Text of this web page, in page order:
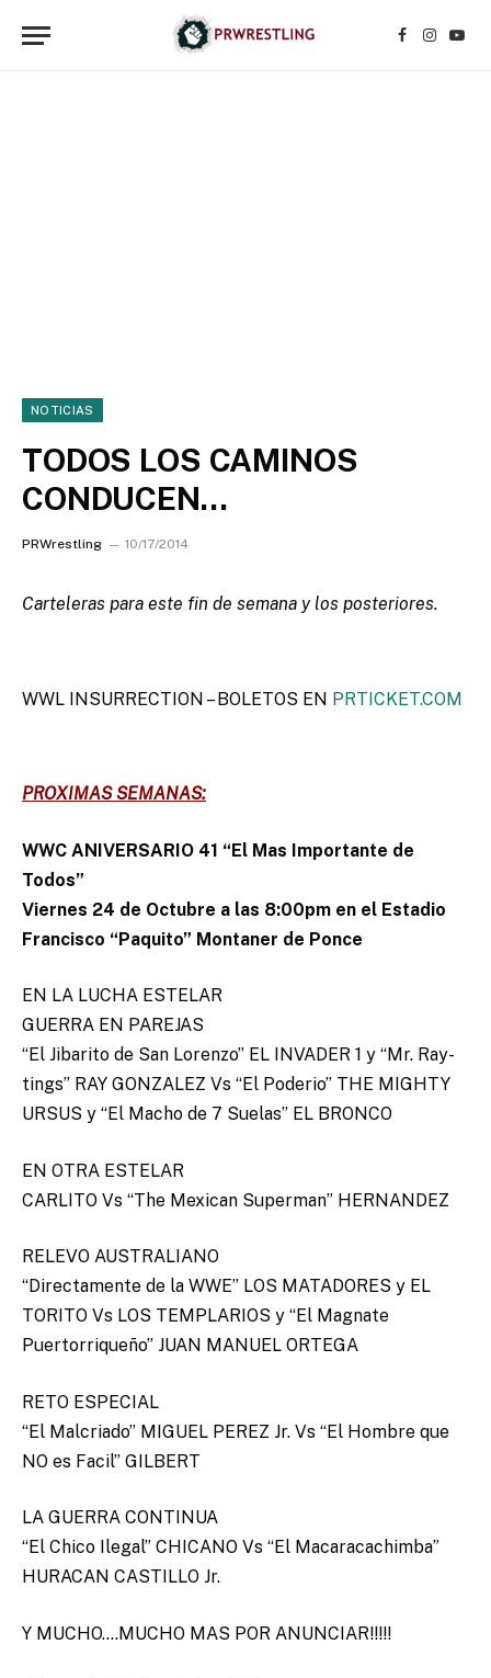
Facebook
NOTICIAS
TODOS LOS CAMINOS
CONDUCEN…
PRWrestling 10/17/2014
Carteleras para este fin de semana y los posteriores.
WWL INSURRECTION – BOLETOS EN PRTICKET.COM
PROXIMAS SEMANAS:
WWC ANIVERSARIO 41 “El Mas Importante de
Todos”
Viernes 24 de Octubre a las 8:00pm en el Estadio
Francisco “Paquito” Montaner de Ponce
EN LA LUCHA ESTELAR
GUERRA EN PAREJAS
“El Jibarito de San Lorenzo” EL INVADER 1 y “Mr. Ray-
tings” RAY GONZALEZ Vs “El Poderio” THE MIGHTY
URSUS y “El Macho de 7 Suelas” EL BRONCO
EN OTRA ESTELAR
CARLITO Vs “The Mexican Superman” HERNANDEZ
RELEVO AUSTRALIANO
“Directamente de la WWE” LOS MATADORES y EL
TORITO Vs LOS TEMPLARIOS y “El Magnate
Puertorriqueño” JUAN MANUEL ORTEGA
RETO ESPECIAL
“El Malcriado” MIGUEL PEREZ Jr. Vs “El Hombre que
NO es Facil” GILBERT
LA GUERRA CONTINUA
“El Chico Ilegal” CHICANO Vs “El Macaracachimba”
HURACAN CASTILLO Jr.
Y MUCHO….MUCHO MAS POR ANUNCIAR!!!!!